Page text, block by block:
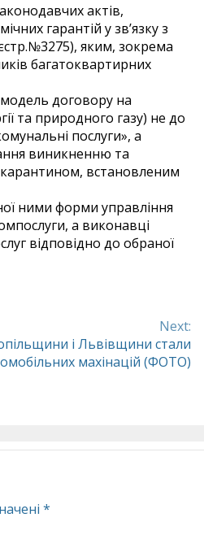
актів,
гарантій у зв’язку з
яким, зокрема
багатоквартирних
договору на
та природного газу) не до
послуги», а
виникненню та
встановленим
ними форми управління
а виконавці
відповідно до обраної
Next:
і Львівщини стали
махінацій (ФОТО)
*